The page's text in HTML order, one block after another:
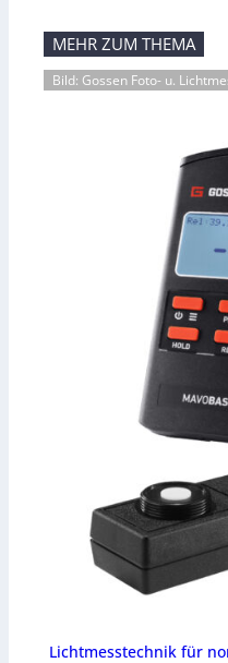
MEHR ZUM THEMA
Bild: Gossen Foto- u.
Lichtmesstechnik für